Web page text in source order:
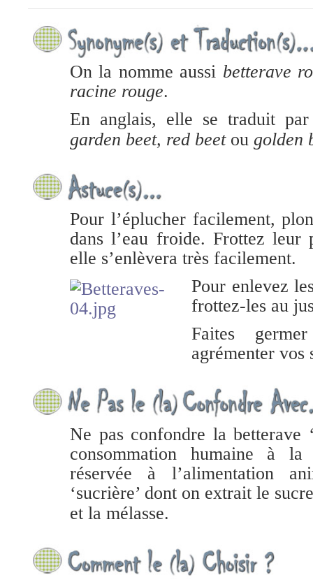
On la nomme aussi betterave
racine rouge.
En anglais, elle se traduit
garden beet, red beetou golden
Pour l’éplucher facilement,
dans l’eau froide. Frottez leur
elle s’enlèvera très facilement.
Pour enlevez
frottez-les au
Faites
agrémenter
Ne pas confondre la betterave
consommation humaine à la
réservée à l’alimentation
‘sucrière’ dont on extrait le
et la mélasse.